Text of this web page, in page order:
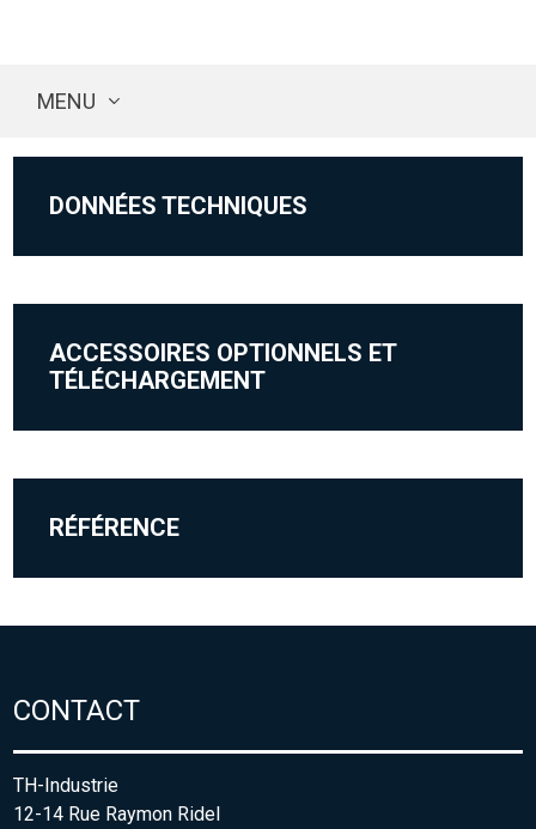
MENU
DONNÉES TECHNIQUES
ACCESSOIRES OPTIONNELS ET
TÉLÉCHARGEMENT
RÉFÉRENCE
CONTACT
TH-Industrie
12-14 Rue Raymon Ridel